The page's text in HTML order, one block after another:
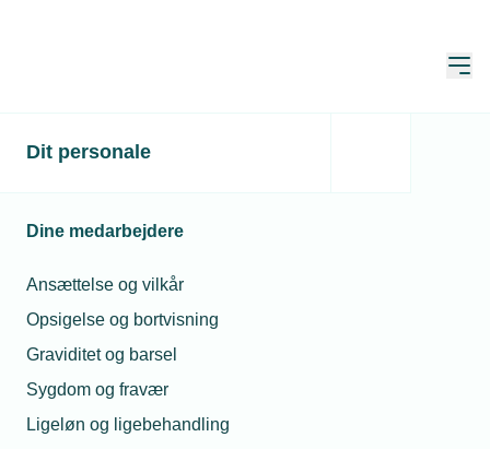
Dit personale
Dine medarbejdere
Ansættelse og vilkår
Opsigelse og bortvisning
Graviditet og barsel
Sygdom og fravær
Ligeløn og ligebehandling
Har medarbejder ret til
hospitalsbesøg?
Spørgeboks
Spørgsmål besvaret af:
Stud.jur